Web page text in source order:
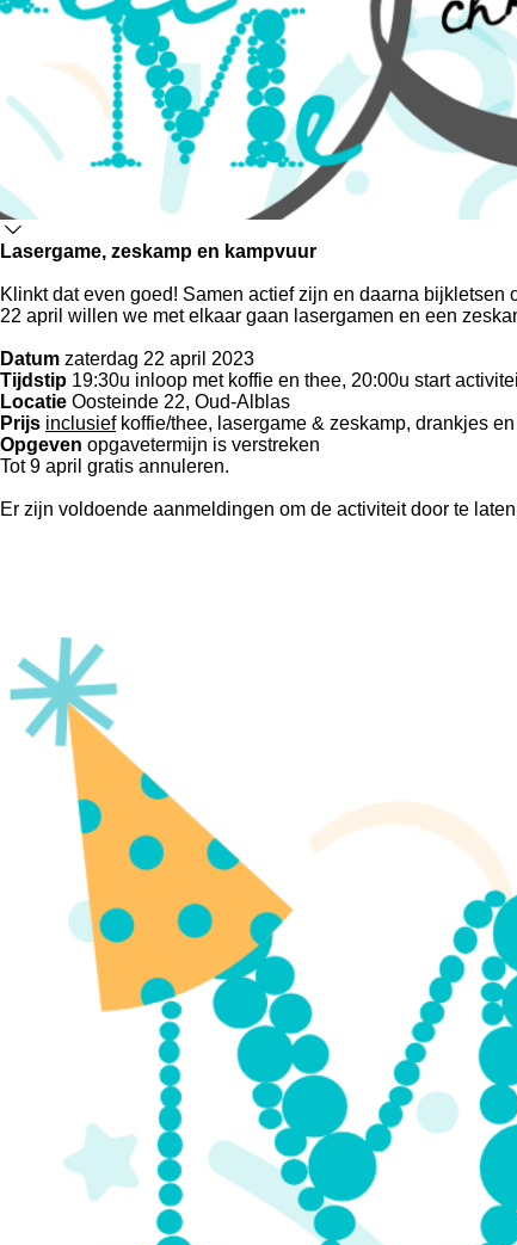
Lasergame, zeskamp en kampvuur
Klinkt dat even goed! Samen actief zijn en daarna
22 april willen we met elkaar gaan lasergamen en een
Datum zaterdag 22 april 2023
Tijdstip 19:30u inloop met koffie en thee, 20:00u start
Locatie Oosteinde 22, Oud-Alblas
Prijs inclusiefkoffie/thee, lasergame & zeskamp, drankjes
Opgeven opgavetermijn is verstreken
Tot 9 april gratis annuleren.
Er zijn voldoende aanmeldingen om de activiteit door te